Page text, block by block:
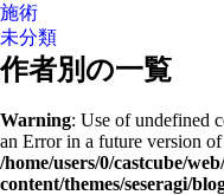
施術
未分類
作者別の一覧
Warning: Use of undefined
an Error in a future version
/home/users/0/castcube/
content/themes/seseragi/